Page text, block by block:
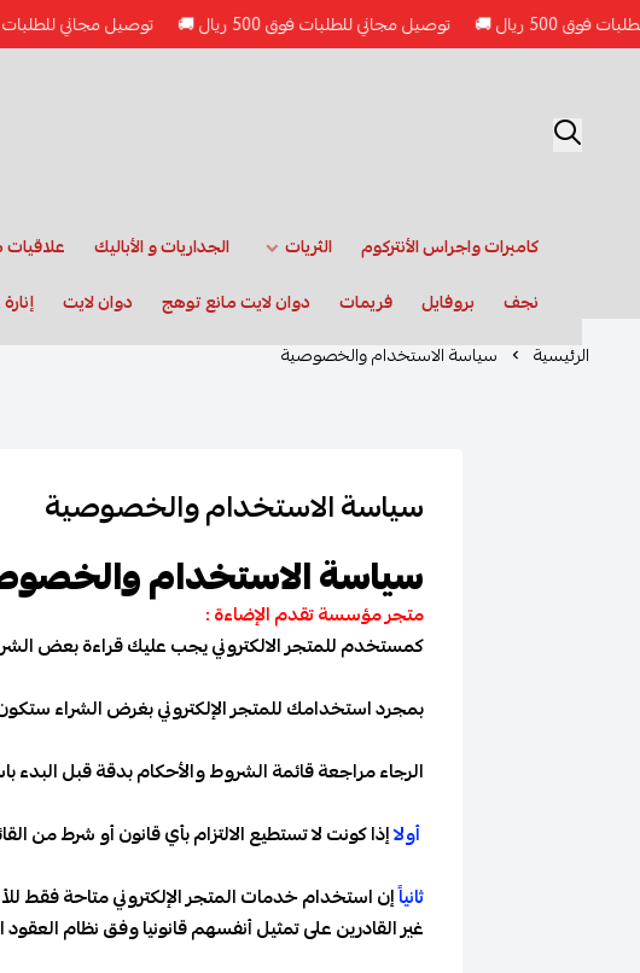
🚚 توصيل مجاني للطلبات فوق 500 ريال 🚚 توصيل مجاني للطلبات فوق 500 ريال 🚚
كاميرات واجراس الأنتركوم الثريات الجداريات و الأباليك
نجف
بروفايل فريمات دوان لايت مانع توهج دوان لايت
الرئيسية
سياسة الاستخدام والخصوصية
سياسة الاستخدام والخصوصية
سياسة الاستخدام
متجر مؤسسة تقدم الإضاءة :
كمستخدم للمتجر الالكتروني يجب عليك قراءة بعض
بمجرد استخدامك للمتجر الإلكتروني بغرض الشراء ستكون
الرجاء مراجعة قائمة الشروط والأحكام بدقة قبل البدء
أولاإذا كونت لا تستطيع الالتزام بأي قانون أو شرط من
ثانياًإن استخدام خدمات المتجر الإلكتروني متاحة فقط
غير القادرين على تمثيل أنفسهم قانونيا وفق نظام